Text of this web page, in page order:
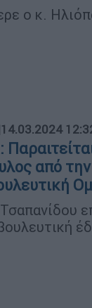
ο κ.
14.03.2024
από την